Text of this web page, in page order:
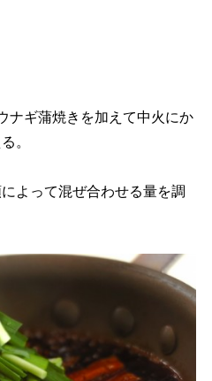
ナギ蒲焼きを加えて中火にか
。
よって混ぜ合わせる量を調